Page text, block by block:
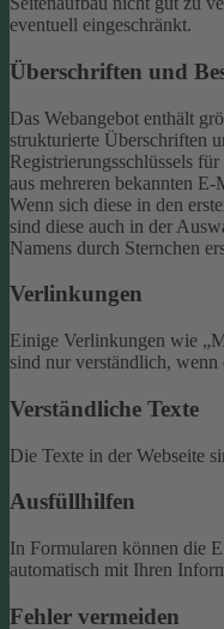
eventuell eingeschränkt.
Überschriften und
Das Webangebot enthält
strukturierte Überschriften
Registrierungsschlüssels
aus mehreren bekannten
Wenn sich diese in den
sind diese auch in der
Namens durch Sternchen
Verlinkungen
Einige Verlinkungen wie
sind nur verständlich,
Verständliche Texte
Die Texte in der Webseite
Ausfüllhilfen
In Formularen können die
automatisch mit Ihren
Fehler vermeiden